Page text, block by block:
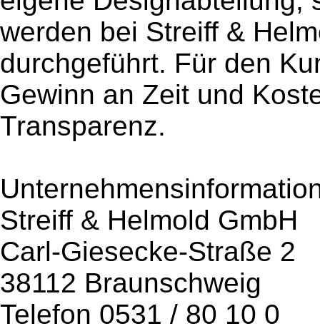
werden bei Streiff &
durchgeführt. Für den
Gewinn an Zeit und
Transparenz.
Streiff & Helmold GmbH
Carl-Giesecke-Straße 2
38112 Braunschweig
Telefon 0531 / 80 10 0